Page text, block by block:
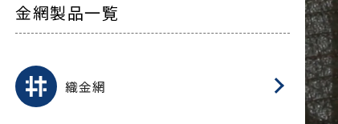
金網製品一覧
織金網